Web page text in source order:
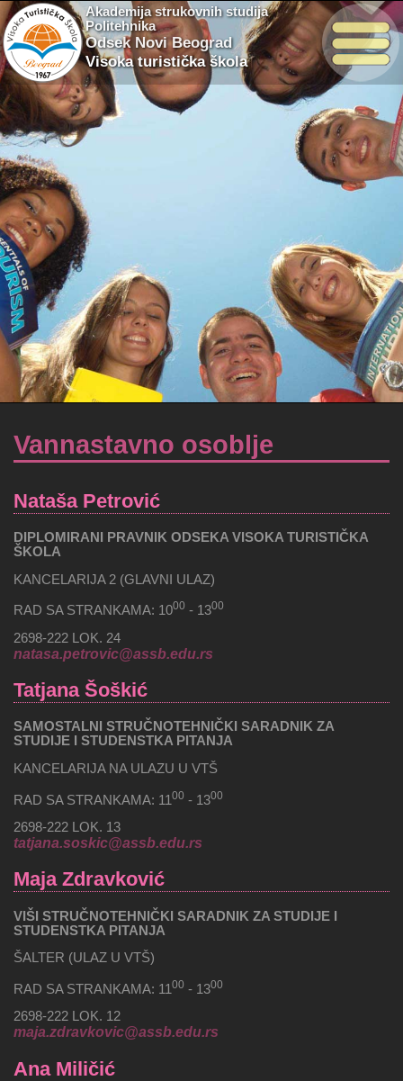
Akademija strukovnih studija
Politehnika
Odsek Novi Beograd
Visoka turistička škola
Vannastavno osoblje
Nataša Petrović
DIPLOMIRANI PRAVNIK ODSEKA VISOKA TURISTIČKA
ŠKOLA
KANCELARIJA 2 (GLAVNI ULAZ)
RAD SA STRANKAMA: 1000 - 1300
2698-222 LOK. 24
natasa.petrovic@assb.edu.rs
Tatjana Šoškić
SAMOSTALNI STRUČNOTEHNIČKI SARADNIK ZA
STUDIJE I STUDENSTKA PITANJA
KANCELARIJA NA ULAZU U VTŠ
RAD SA STRANKAMA: 11 00 - 1300
2698-222 LOK. 13
tatjana.soskic@assb.edu.rs
Maja Zdravković
VIŠI STRUČNOTEHNIČKI SARADNIK ZA STUDIJE I
STUDENSTKA PITANJA
ŠALTER (ULAZ U VTŠ)
RAD SA STRANKAMA: 11 00 - 1300
2698-222 LOK. 12
maja.zdravkovic@assb.edu.rs
Ana Miličić